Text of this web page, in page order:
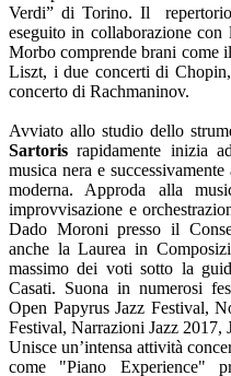
Verdi” di Torino. Il
eseguito in collaborazione
Morbo comprende brani come
Liszt, i due concerti di
concerto di Rachmaninov.
Avviato allo studio dello
Sartorisrapidamente inizia
musica nera e
moderna. Approda alla
improvvisazione e
Dado Moroni presso il
anche la Laurea in
massimo dei voti sotto la
Casati. Suona in numerosi
Open Papyrus Jazz Festival,
Festival, Narrazioni Jazz
Unisce un’intensa attività
come "Piano Experience"